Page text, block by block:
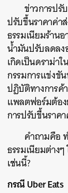
ข่าวการปรั
ปรับขึ้นราคาค่า
ธรรมเนียมร้านอ
น้ำมันปรับลดลง
เกิดเป็นดราม่า
กรรมการแข่งขั
ปฏิบัติทางการค้
แพลตฟอร์มต้อ
การปรับขึ้นราค
คำถามคือ
ธรรมเนียมต่างๆ
เช่นนี้?
กรณีUber Eats